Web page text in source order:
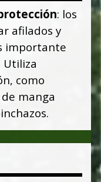
: los
afilados y
importante
como
manga